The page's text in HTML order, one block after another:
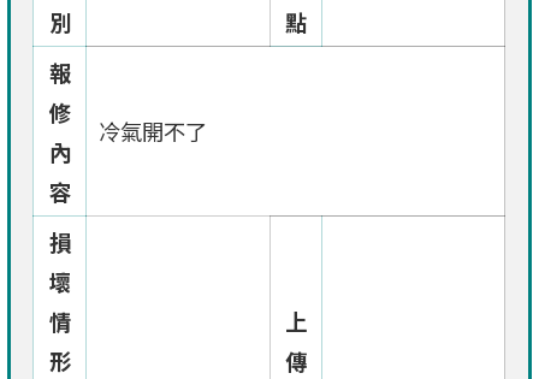
別
點
報
修
內
容
冷氣開不了
損
壞
情
形
上
傳